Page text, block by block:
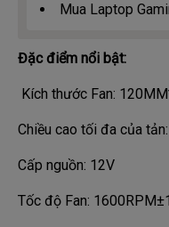
Mua Laptop
Đặc điểm nổi bật:
Kích thước Fan:
Chiều cao tối đa của
Cấp nguồn: 12V
Tốc độ Fan: